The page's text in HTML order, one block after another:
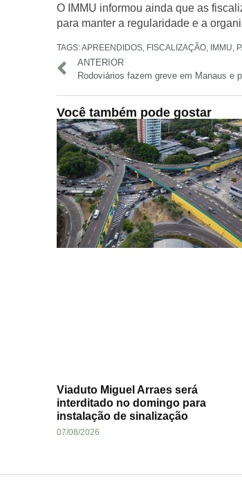
O IMMU informou ainda que as
para manter a regularidade e a
TAGS:APREENDIDOS, FISCALIZAÇÃO, IMMU,
ANTERIOR
Você também pode gostar
Viaduto Miguel Arraes será
interditado no domingo para
instalação de sinalização
07/08/2026